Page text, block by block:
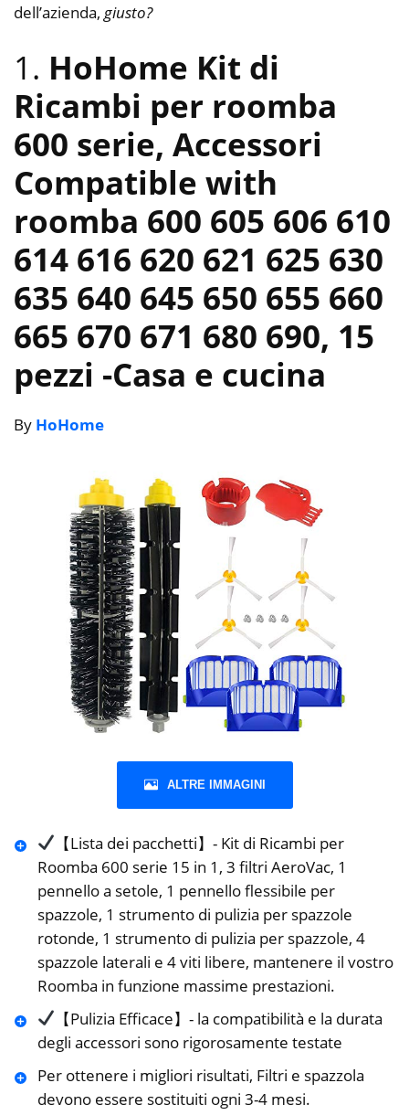
dell’azienda, giusto?
1. HoHome Kit di
Ricambi per roomba
600 serie, Accessori
Compatible with
roomba 600 605 606 610
614 616 620 621 625 630
635 640 645 650 655 660
665 670 671 680 690, 15
pezzi -Casa e cucina
By HoHome
ALTRE IMMAGINI
【Lista dei pacchetti】- Kit di Ricambi per
Roomba 600 serie 15 in 1, 3 filtri AeroVac, 1
pennello a setole, 1 pennello flessibile per
spazzole, 1 strumento di pulizia per spazzole
rotonde, 1 strumento di pulizia per spazzole, 4
spazzole laterali e 4 viti libere, mantenere il vostro
Roomba in funzione massime prestazioni.
【Pulizia Efficace】- la compatibilità e la durata
degli accessori sono rigorosamente testate
Per ottenere i migliori risultati, Filtri e spazzola
devono essere sostituiti ogni 3-4 mesi.